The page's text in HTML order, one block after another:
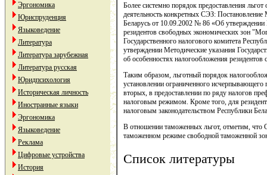
Эргономика
Юриспруденция
Языковедение
Литература
Литература зарубежная
Литература русская
Юридпсихология
Историческая личность
Иностранные языки
Эргономика
Языковедение
Реклама
Цифровые устройства
История
Более системно порядок предоставления
деятельность конкретных СЭЗ:
Беларусь от 10.09.2002 № 86 «Об
резидентов свободных экономических зон
Государственного налогового комитета
утверждении Методические указания
об особенностях налогообложения
Таким образом, льготный порядок
установлении ограниченного
вторых, в предоставлении по ряду налогов
налоговым режимом. Кроме того, для
налоговым законодательством Республики
В отношении таможенных льгот, отметим, что
таможенном режиме свободной таможенной
Список литературы